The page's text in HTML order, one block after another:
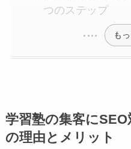
つのステップ
も
学習塾の集客に
の理由とメリット